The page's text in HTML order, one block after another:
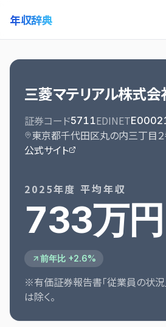
年収辞典
三菱マテリアル株式会
証券コード5711EDINET
東京都千代田区丸の内三丁目
公式サイト
2025年度 平均年収
733万円
前年比 +2.6%
※有価証券報告書「従業員の状況
は除く。